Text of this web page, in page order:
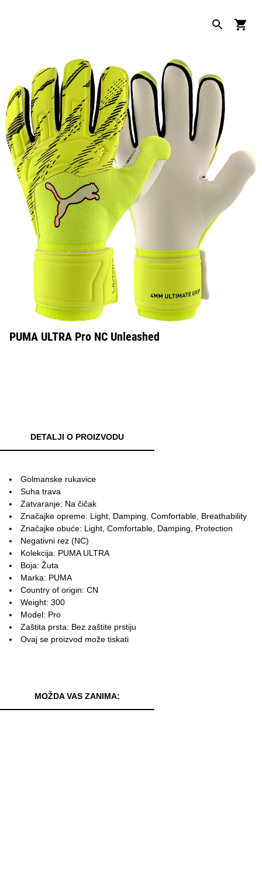
PUMA ULTRA Pro NC Unleashed
DETALJI O PROIZVODU
Golmanske rukavice
Suha trava
Zatvaranje: Na čičak
Značajke opreme: Light, Damping, Comfortable, Breathability
Značajke obuće: Light, Comfortable, Damping, Protection
Negativni rez (NC)
Kolekcija: PUMA ULTRA
Boja: Žuta
Marka: PUMA
Country of origin: CN
Weight: 300
Model: Pro
Zaštita prsta: Bez zaštite prstiju
Ovaj se proizvod može tiskati
MOŽDA VAS ZANIMA: